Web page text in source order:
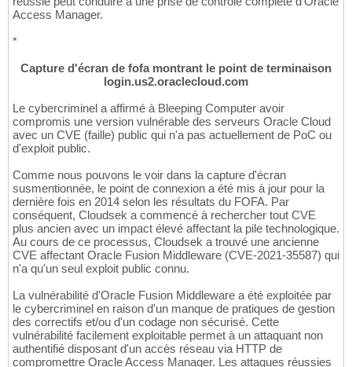
Access Manager.
*
Capture d'écran de fofa montrant le point de terminaison
login.us2.oraclecloud.com
Le cybercriminel a affirmé à Bleeping Computer avoir
compromis une version vulnérable des serveurs Oracle Cloud
avec un CVE (faille) public qui n'a pas actuellement de PoC ou
d'exploit public.
Comme nous pouvons le voir dans la capture d'écran
susmentionnée, le point de connexion a été mis à jour pour la
dernière fois en 2014 selon les résultats du FOFA. Par
conséquent, Cloudsek a commencé à rechercher tout CVE
plus ancien avec un impact élevé affectant la pile technologique.
Au cours de ce processus, Cloudsek a trouvé une ancienne
CVE affectant Oracle Fusion Middleware (CVE-2021-35587) qui
n'a qu'un seul exploit public connu.
La vulnérabilité d'Oracle Fusion Middleware a été exploitée par
le cybercriminel en raison d'un manque de pratiques de gestion
des correctifs et/ou d'un codage non sécurisé. Cette
vulnérabilité facilement exploitable permet à un attaquant non
authentifié disposant d'un accès réseau via HTTP de
compromettre Oracle Access Manager. Les attaques réussies